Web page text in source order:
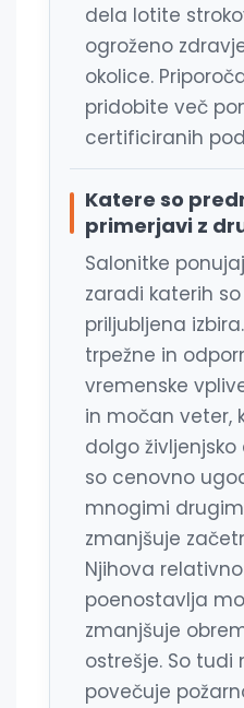
dela lotite
ogroženo
okolice.
pridobite več
certificiranih
Katere so
primerjavi z
Salonitke
zaradi katerih
priljubljena
trpežne in
vremenske
in močan veter,
dolgo
so cenovno
mnogimi
zmanjšuje
Njihova
poenostavlja
zmanjšuje
ostrešje. So tudi
povečuje